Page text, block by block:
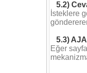
5.2)
İsteklere
5.3)
Eğer